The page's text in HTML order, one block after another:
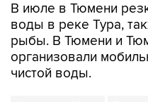
В июле в Тюмени
воды в реке Тура,
рыбы. В Тюмени и
организовали
чистой воды.